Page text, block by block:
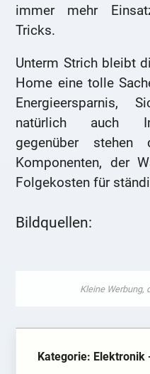
immer mehr
Tricks.
Unterm Strich bleibt
Home eine tolle
Energieersparnis,
natürlich auch
gegenüber
Komponenten, der
Folgekosten für
Bildquellen:
Kategorie: Elektronik